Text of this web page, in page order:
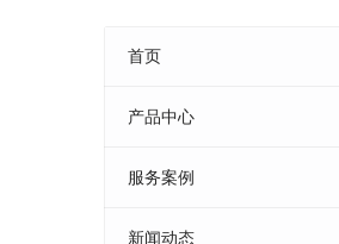
首页
产品中心
服务案例
新闻动态